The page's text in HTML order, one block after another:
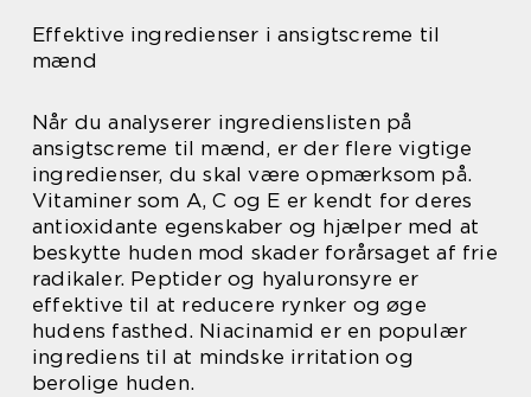
Effektive ingredienser i ansigtscreme til
mænd
Når du analyserer ingredienslisten på
ansigtscreme til mænd, er der flere vigtige
ingredienser, du skal være opmærksom på.
Vitaminer som A, C og E er kendt for deres
antioxidante egenskaber og hjælper med at
beskytte huden mod skader forårsaget af frie
radikaler. Peptider og hyaluronsyre er
effektive til at reducere rynker og øge
hudens fasthed. Niacinamid er en populær
ingrediens til at mindske irritation og
berolige huden.